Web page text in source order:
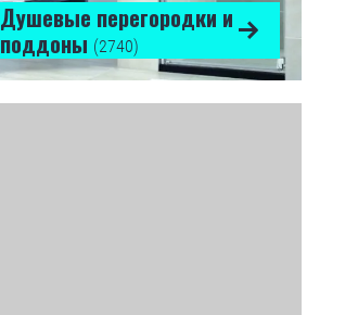
Душевые перегородки и
поддоны (2740)